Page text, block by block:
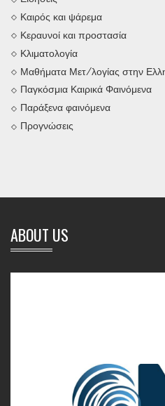
Καιρός και ψάρεμα
Κεραυνοί και προστασία
Κλιματολογία
Μαθήματα Μετ/λογίας στην
Παγκόσμια Καιρικά Φαινόμενα
Παράξενα φαινόμενα
Προγνώσεις
ABOUT US